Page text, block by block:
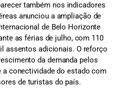
também nos indicadores
anunciou a ampliação de
de Belo Horizonte
as férias de julho, com 110
assentos adicionais. O reforço
da demanda pelos
conectividade do estado com
de turistas do país.